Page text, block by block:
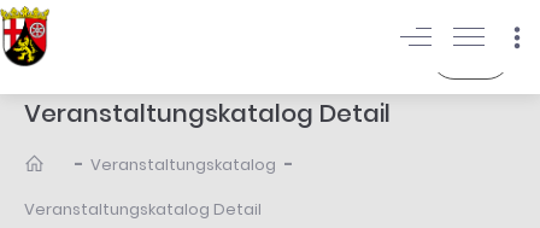
Veranstaltungskatalog Detail
- Veranstaltungskatalog -
Veranstaltungskatalog Detail